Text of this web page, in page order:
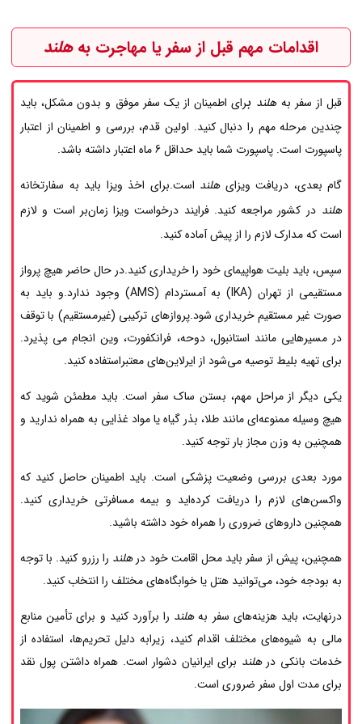
اقدامات مهم قبل از سفر یا مهاجرت بههلند
قبل از سفر بههلند برای اطمینان از یک سفر موفق و بدون مشکل، باید
چندین مرحله مهم را دنبال کنید. اولین قدم، بررسی و اطمینان از اعتبار
پاسپورت است. پاسپورت شما باید حداقل 6 ماه اعتبار داشته باشد.
گام بعدی، دریافت ویزایهلند است.برای اخذ ویزا باید به سفارتخانه‌
هلند در کشور مراجعه کنید. فرایند درخواست ویزا زمان‌بر است و لازم
است که مدارک لازم را از پیش آماده کنید.
سپس، باید بلیت هواپیمای خود را خریداری کنید.در حال حاضر هیچ پرواز
مستقیمی از تهران (IKA) به آمستردام (AMS) وجود ندارد.و باید به
صورت غیر مستقیم خریداری شود.پروازهای ترکیبی (غیرمستقیم) با توقف
در مسیرهایی مانند استانبول، دوحه، فرانکفورت، وین انجام می پذیرد.
برای تهیه بلیط توصیه می‌شود از ایرلاین‌های معتبراستفاده کنید.
یکی دیگر از مراحل مهم، بستن ساک سفر است. باید مطمئن شوید که
هیچ وسیله ممنوعه‌ای مانند طلا، بذر گیاه یا مواد غذایی به همراه ندارید و
همچنین به وزن مجاز بار توجه کنید.
مورد بعدی بررسی وضعیت پزشکی است. باید اطمینان حاصل کنید که
واکسن‌های لازم را دریافت کرده‌اید و بیمه مسافرتی خریداری کنید.
همچنین داروهای ضروری را همراه خود داشته باشید.
همچنین، پیش از سفر باید محل اقامت خود درهلند را رزرو کنید. با توجه
به بودجه خود، می‌توانید هتل یا خوابگاه‌های مختلف را انتخاب کنید.
درنهایت، باید هزینه‌های سفر بههلند را برآورد کنید و برای تأمین منابع
مالی به شیوه‌های مختلف اقدام کنید، زیرابه دلیل تحریم‌ها، استفاده از
خدمات بانکی درهلند برای ایرانیان دشوار است. همراه داشتن پول نقد
برای مدت اول سفر ضروری است.